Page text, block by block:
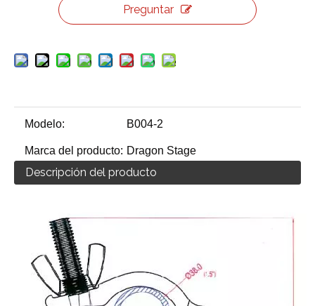
Preguntar
Modelo: B004-2
Marca del producto: Dragon Stage
Descripción del producto